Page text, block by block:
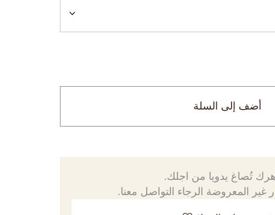
أضف إلى السلة
تُصاغ يدويا من اجلك.
غير المعروضة الرجاء التواصل معنا.